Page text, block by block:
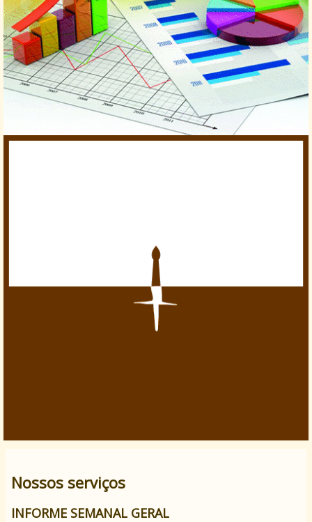
Nossos serviços
INFORME SEMANAL GERAL